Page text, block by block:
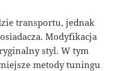
transportu, jednak
Modyfikacja
styl. W tym
metody tuningu